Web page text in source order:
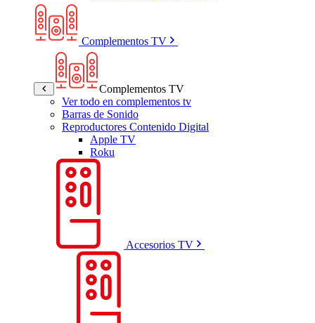
Complementos TV
Complementos TV
Ver todo en complementos tv
Barras de Sonido
Reproductores Contenido Digital
Apple TV
Roku
Accesorios TV